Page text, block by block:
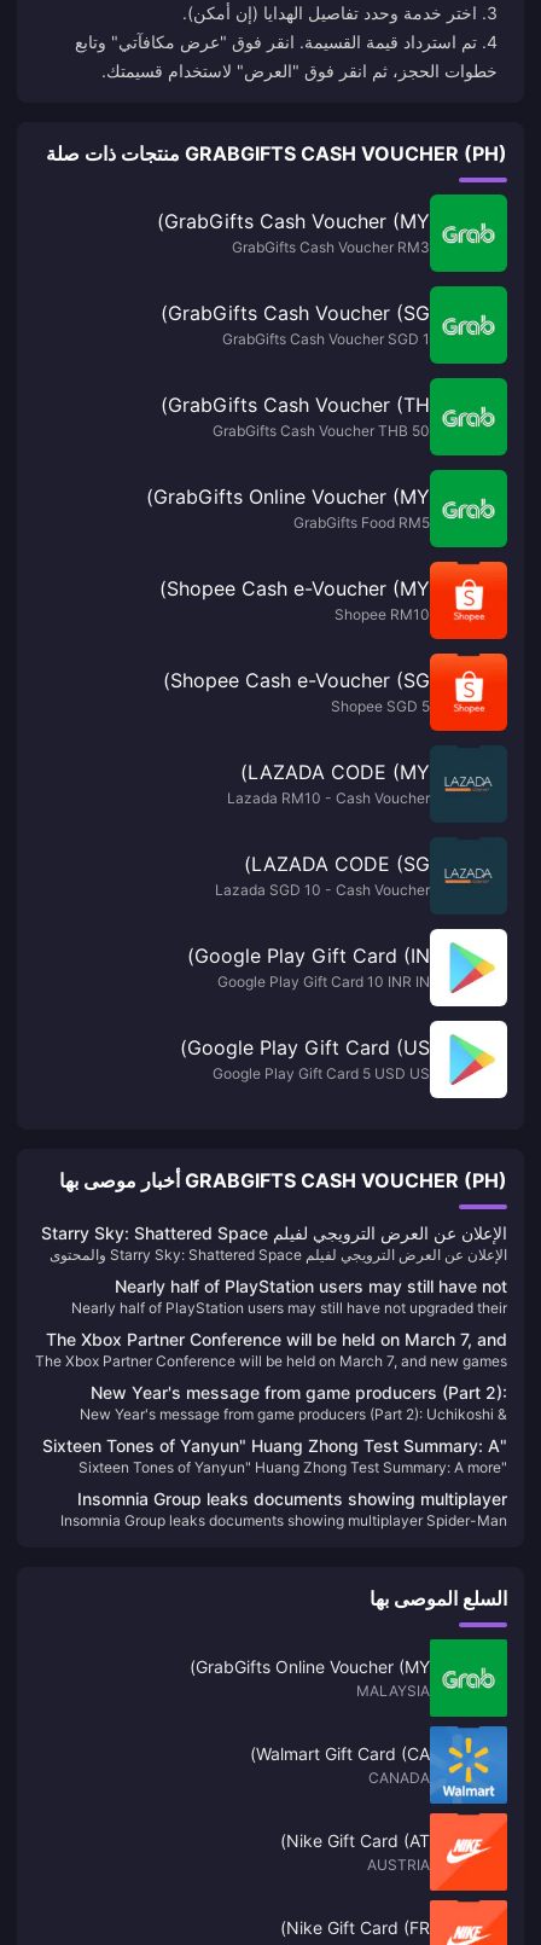
4. تم استرداد قيمة القسيمة. انقر فوق "عرض مكافآتي" وتابع
خطوات الحجز، ثم انقر فوق "العرض" لاستخدام قسيمتك.
GRABGIFTS CASH VOUCHER (PH) منتجات ذات صلة
GrabGifts Cash Voucher (MY)
GrabGifts Cash Voucher RM3
GrabGifts Cash Voucher (SG)
GrabGifts Cash Voucher SGD 1
GrabGifts Cash Voucher (TH)
GrabGifts Cash Voucher THB 50
GrabGifts Online Voucher (MY)
GrabGifts Food RM5
Shopee Cash e-Voucher (MY)
Shopee RM10
Shopee Cash e-Voucher (SG)
Shopee SGD 5
LAZADA CODE (MY)
Lazada RM10 - Cash Voucher
LAZADA CODE (SG)
Lazada SGD 10 - Cash Voucher
Google Play Gift Card (IN)
Google Play Gift Card 10 INR IN
Google Play Gift Card (US)
Google Play Gift Card 5 USD US
GRABGIFTS CASH VOUCHER (PH) أخبار موصى بها
الإعلان عن العرض الترويجي لفيلم Starry Sky: Shattered Space
والمحتوى الرئيسي لتحديث يونيو
الإعلان عن العرض الترويجي لفيلم Starry Sky: Shattered Space والمحتوى
Nearly half of PlayStation users may still have not
upgraded their devices to PS5
Nearly half of PlayStation users may still have not upgraded their
The Xbox Partner Conference will be held on March 7, and
new games from EA, Capcom, and Nexon will be
confirmed.
The Xbox Partner Conference will be held on March 7, and new games
from EA, Capcom, and Nexon will be confirmed.
New Year's message from game producers (Part 2):
Uchikoshi & Kodaka are working on a new crazy game, and
the announcement of "Wild Gouzi" will begin soon
New Year's message from game producers (Part 2): Uchikoshi &
"Wild Gouzi" will begin soon
"Sixteen Tones of Yanyun" Huang Zhong Test Summary: A
more complete Jianghu, each system has taken shape
"Sixteen Tones of Yanyun" Huang Zhong Test Summary: A more
Insomnia Group leaks documents showing multiplayer
Spider-Man project information
Insomnia Group leaks documents showing multiplayer Spider-Man
السلع الموصى بها
GrabGifts Online Voucher (MY)
MALAYSIA
Walmart Gift Card (CA)
CANADA
Nike Gift Card (AT)
AUSTRIA
Nike Gift Card (FR)